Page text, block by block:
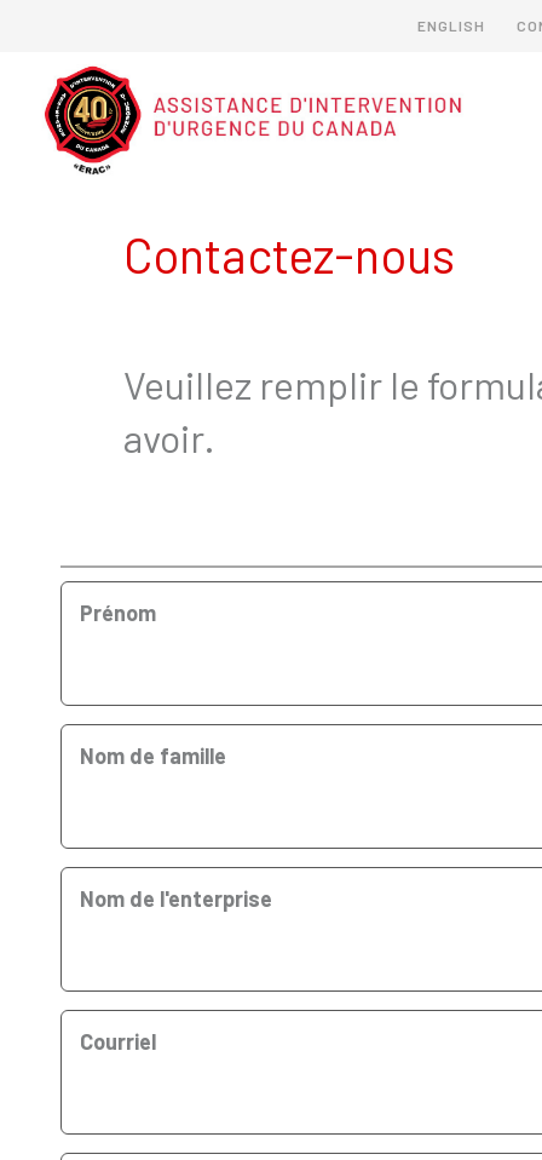
ENGLISH
Contactez-nous
Veuillez remplir le
avoir.
Prénom
Nom de famille
Nom de l'enterprise
Courriel